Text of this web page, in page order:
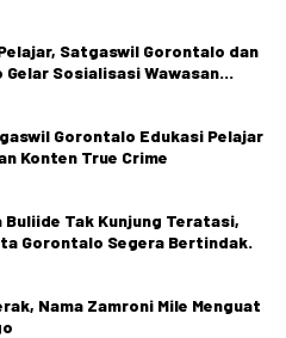
Satgaswil Gorontalo dan
Sosialisasi Wawasan
Gorontalo Edukasi Pelajar
Konten True Crime
Tak Kunjung Teratasi,
Gorontalo Segera Bertindak.
Nama Zamroni Mile Menguat